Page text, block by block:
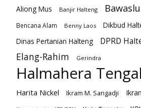
Aliong Mus Banjir Halteng
Bencana Alam Benny Laos
Dikbud
Dinas Pertanian Halteng
DPRD
Elang-Rahim Gerindra
Halmahera
Harita Nickel Ikram M. Sangadji